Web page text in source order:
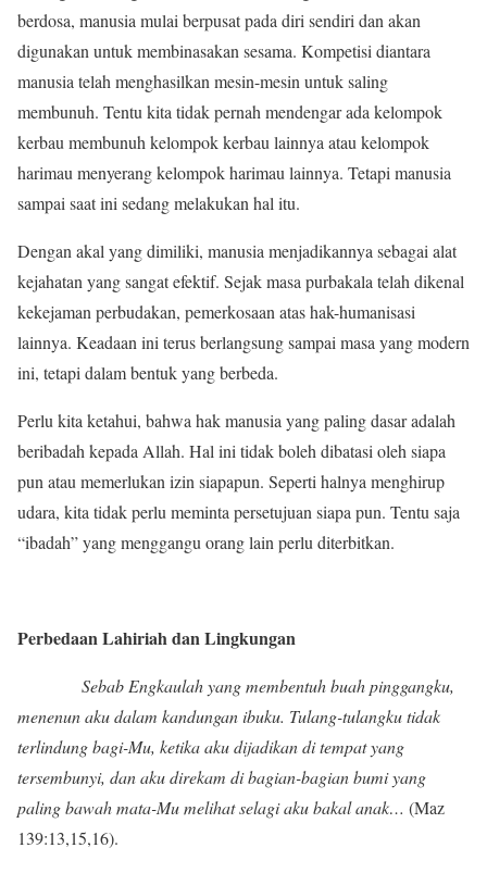
berdosa, manusia mulai berpusat pada diri sendiri dan akan
digunakan untuk membinasakan sesama. Kompetisi diantara
manusia telah menghasilkan mesin-mesin untuk saling
membunuh. Tentu kita tidak pernah mendengar ada kelompok
kerbau membunuh kelompok kerbau lainnya atau kelompok
harimau menyerang kelompok harimau lainnya. Tetapi manusia
sampai saat ini sedang melakukan hal itu.
Dengan akal yang dimiliki, manusia menjadikannya sebagai alat
kejahatan yang sangat efektif. Sejak masa purbakala telah dikenal
kekejaman perbudakan, pemerkosaan atas hak-humanisasi
lainnya. Keadaan ini terus berlangsung sampai masa yang modern
ini, tetapi dalam bentuk yang berbeda.
Perlu kita ketahui, bahwa hak manusia yang paling dasar adalah
beribadah kepada Allah. Hal ini tidak boleh dibatasi oleh siapa
pun atau memerlukan izin siapapun. Seperti halnya menghirup
udara, kita tidak perlu meminta persetujuan siapa pun. Tentu saja
“ibadah” yang menggangu orang lain perlu diterbitkan.
Perbedaan Lahiriah dan Lingkungan
Sebab Engkaulah yang membentuh buah pinggangku,
menenun aku dalam kandungan ibuku. Tulang-tulangku tidak
terlindung bagi-Mu, ketika aku dijadikan di tempat yang
tersembunyi, dan aku direkam di bagian-bagian bumi yang
paling bawah mata-Mu melihat selagi aku bakal anak… (Maz
139:13,15,16).